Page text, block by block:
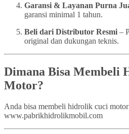
Garansi & Layanan Purna
garansi minimal 1 tahun.
Beli dari Distributor Resmi –
original dan dukungan teknis.
Dimana Bisa Membeli
Motor?
Anda bisa membeli hidrolik cuci
www.pabrikhidrolikmobil.com